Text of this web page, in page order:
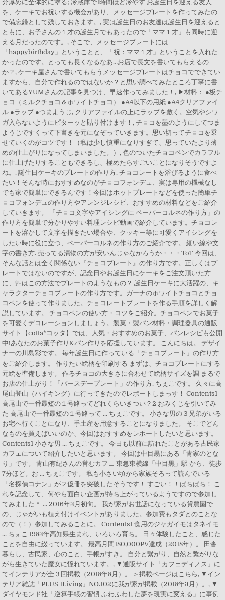
分厚めに全体的に塗る; 冷蔵庫で1時間ほど冷やす お誕生日を迎える友人
を、ケーキでお祝いする機会があり、メッセージプレートを作ってみたの
で備忘録として残しておきます。, 実は誕生日のお友達は誕生日を迎えると
ともに、お子さんの１才の誕生月でもあったので「ママ１才」も同時に迎
える月だったのです。, そこで、メッセージプレートには
「happybirthday」ということと、「祝：ママ１才」ということを入れた
かったのです。とっても長くなるなあ…お店で長文を書いてもらえるの
か？, ケーキ屋さんで書いてもらうメッセージプレートはチョコでできてい
ますから、自分で作れるのではないか？と思い調べてみたところ丁寧に書
いてあるYUMさんの記事を見つけ、早速作ってみました！, ▶材料： ●板チ
ョコ（ミルクチョコ＆ホワイトチョコ） ●A4以下の用紙 ●A4クリアファイ
ル ●ラップ ●つまようじ, クリアファイルの上にラップを敷く。空気やシワ
ガ入らないようにピターッと貼り付けます！, チョコを墨のようにしてつま
ようじですくって下書きを元になぞっていきます。思い切ってチョコを乗
せていくのがコツです！（私は少し慎重になりすぎて、思っていたより薄
めの仕上がりになってしまいました。）, 色のついたチョコペンでカラフル
に仕上げたりすることもできるし、極めたらすごいことになりそうですよ
ね。. 誕生日ケーキのプレートの作り方. チョコレートを浴びるように食べ
たい！そんな時におすすめなのがチョコフォンデュ、実は専用の機械なし
でも家で簡単にできるんです！今回はホットプレートなどを使った簡単チ
ョコフォンデュの作り方やアレンジレシピ、おすすめの材料などをご紹介
していきます。 「チョコ文字やアイシングに ペーパーコルネの作り方」の
作り方を簡単で分かりやすい料理レシピ動画で紹介しています。チョコレ
ートを溶かして文字を描きたい場合や、クッキー等に可愛くアイシングを
したい時に役に立つ、ペーパーコルネの作り方のご紹介です。 細い線や文
字の書き方. 売ってる漬物の方が安いんじゃなかろうか・・・ToT 今回は、
そんな話とは全く関係ない『チョコプレート』の作り方です。正しくはプ
レートではないのですが、記念日やお誕生日にケーキをご注文頂いた方
に、艸はこの方法でプレートのようなもの？ 誕生日ケーキに大活躍の、キ
ャラクターチョコプレートの作り方です。ガーナのホワイトチョコとチョ
コペンを使って作りました。チョコレートプレートを作る手順を詳しく解
説しています。 チョコペンの使い方・コツをご紹介。チョコペンでお菓子
を可愛くデコレーションしましょう。製菓・製パン材料・調理器具の通販
サイト【cotta*コッタ】では、人気・おすすめのお菓子、パンレシピも公開
中!あなたのお菓子作り&パン作りを応援しています。 こんにちは。 デザイ
ナーの川島彩です。 毎年誕生日に作っている「チョコプレート」の作り方
をご紹介します。 作りたい絵柄を印刷する まずは、チョコプレートにする
元絵を準備します。 作るチョコの大きさに合わせて絵柄サイズを調 まるで
お店の仕上がり！「バースデープレート」の作り方. ちぇこです。 久々に高
尾山登山（ハイキング）に行ってきたのでレポートしまっす！ Contents1
高尾山で一番最短の１号路ってどれくらいきつい？2 おみくじを引いてみ
た 高尾山で一番最短の１号路って ... ちぇこです。 小さな男の３兄弟がいる
お宅へ行くことになり、手土産を用意することになりました。 そこでどん
なものを買えばいいのか、今回はおすすめをレポートしたいと思います。
Contents1 小さな男 ... ちぇこです。 今日も以前に訪れたことがある古民家
カフェについて紹介したいと思います。 今回は中目黒にある「青家のとな
り」です。 青山有紀さんの営むカフェ 東急東横線「中目黒」駅 から、徒歩
7分ほど。お ... ちぇこです。 私も小さい頃から家族そろって読んでいる
「名探偵コナン」が２億冊を突破したそうです！ すごい！！ぱちぱち！ こ
れを記念して、何やら面白い企画が持ち上がっているようですので参加し
てみました＾ ... 2016年3月初旬。 我が家がお世話になっている貸農園で
の、じゃがいも植え付けイベントがありました。参加費もタダとのことな
ので（！）参加してみることに。 Contents1 食用のジャガイモはタネイモ
... ちぇこ 1983年高知県生まれ、いろいろ育ち。 日々体験したこと、感じた
ことを自由に綴っています。 最高月間180,000PV達成（2018年）。 田舎
暮らし、古民家、心のこと、手帳がすき。 自分と繋がり、自然と繋がりな
がら生きていた魔女に憧れています。, ▼通販サイト「カフェディノス」に
てインテリアが全３回掲載（2018年8月）。 ＞掲載ページはこちら, ▼イン
テリア雑誌「PLUS 1Living」NO.102に我が家が掲載（2018年3月）。, ▼
ダイヤモンド社「逆算手帳の習慣 ふわふわした夢を現実に変える」に事例